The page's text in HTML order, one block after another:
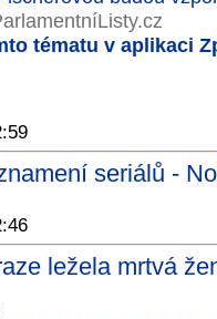
tématu v aplikaci
seriálů -
ležela mrtvá